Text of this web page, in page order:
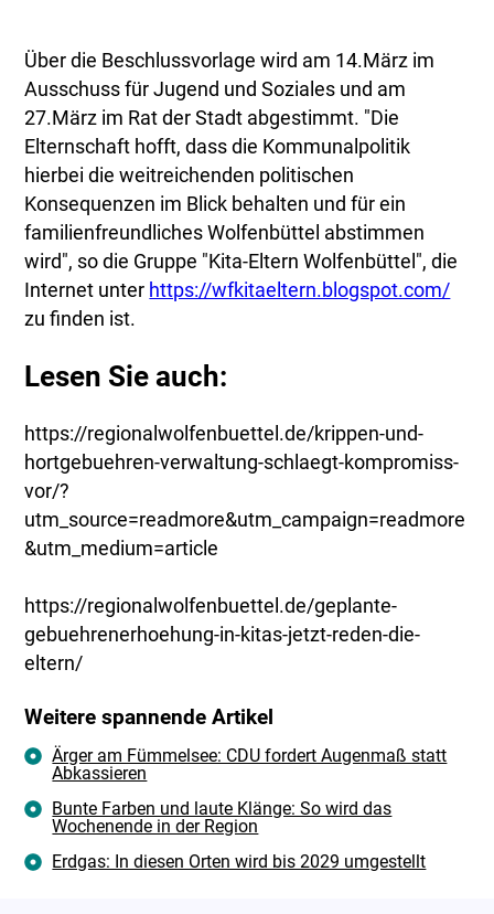
Über die Beschlussvorlage wird am 14.März im
Ausschuss für Jugend und Soziales und am
27.März im Rat der Stadt abgestimmt. "Die
Elternschaft hofft, dass die Kommunalpolitik
hierbei die weitreichenden politischen
Konsequenzen im Blick behalten und für ein
familienfreundliches Wolfenbüttel abstimmen
wird", so die Gruppe "Kita-Eltern Wolfenbüttel", die
Internet unter https://wfkitaeltern.blogspot.com/
zu finden ist.
Lesen Sie auch:
https://regionalwolfenbuettel.de/krippen-und-
hortgebuehren-verwaltung-schlaegt-kompromiss-
vor/?
utm_source=readmore&utm_campaign=readmore
&utm_medium=article
https://regionalwolfenbuettel.de/geplante-
gebuehrenerhoehung-in-kitas-jetzt-reden-die-
eltern/
Weitere spannende Artikel
Ärger am Fümmelsee: CDU fordert Augenmaß statt
Abkassieren
Bunte Farben und laute Klänge: So wird das
Wochenende in der Region
Erdgas: In diesen Orten wird bis 2029 umgestellt